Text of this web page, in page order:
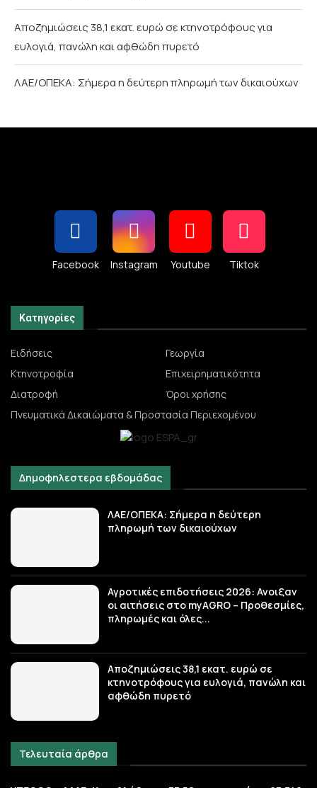
Αποζημιώσεις 38,1 εκατ. ευρώ σε κτηνοτρόφους για
ευλογιά, πανώλη και αφθώδη πυρετό
ΛΑΕ/ΟΠΕΚΑ: Σήμερα η δεύτερη πληρωμή των δικαιούχων
Facebook Instagram Youtube Tiktok
Κατηγορίες
Ειδήσεις
Γεωργία
Κτηνοτροφία
Επιχειρηματικότητα
Διατροφή
Όροι χρήσης
Πνευματικά Δικαιώματα & Προστασία Περιεχομένου
Δημοφηλεστερα εβδομάδας
ΛΑΕ/ΟΠΕΚΑ: Σήμερα η δεύτερη
πληρωμή των δικαιούχων
Αγροτικές επιδοτήσεις 2026: Ανοιξαν
οι αιτήσεις στο myAGRO – Προθεσμίες,
πληρωμές και όλες...
Αποζημιώσεις 38,1 εκατ. ευρώ σε
κτηνοτρόφους για ευλογιά, πανώλη και
αφθώδη πυρετό
Τελευταία άρθρα